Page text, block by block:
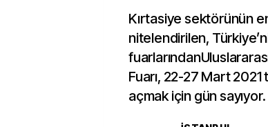
Kırtasiye sektörünün
nitelendirilen,
Fuarı, 22-27 Mart 2021
açmak için gün sayıyor.